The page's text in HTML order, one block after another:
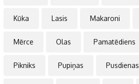
Kūka Lasis Makaroni
Mērce Olas Pamatēdiens
Pikniks Pupiņas Pusdienas